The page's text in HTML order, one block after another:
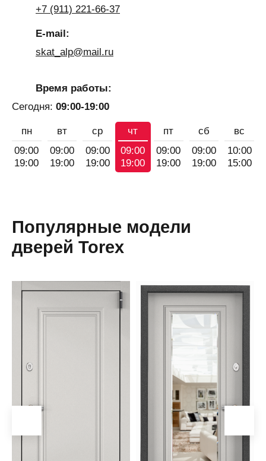
+7 (911) 221-66-37
E-mail:
skat_alp@mail.ru
Время работы:
Сегодня: 09:00-19:00
пн
09:00
19:00
вт
09:00
19:00
ср
09:00
19:00
чт
09:00
19:00
пт
09:00
19:00
сб
09:00
19:00
вс
10:00
15:00
Популярные модели
дверей Torex